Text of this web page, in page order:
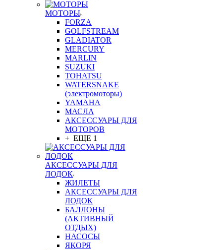
МОТОРЫ
FORZA
GOLFSTREAM
GLADIATOR
MERCURY
MARLIN
SUZUKI
TOHATSU
WATERSNAKE
(электромоторы)
YAMAHA
МАСЛА
АКСЕССУАРЫ ДЛЯ
МОТОРОВ
+ ЕЩЕ 1
АКСЕССУАРЫ ДЛЯ
ЛОДОК
ЖИЛЕТЫ
АКСЕССУАРЫ ДЛЯ
ЛОДОК
БАЛЛОНЫ
(АКТИВНЫЙ
ОТДЫХ)
НАСОСЫ
ЯКОРЯ